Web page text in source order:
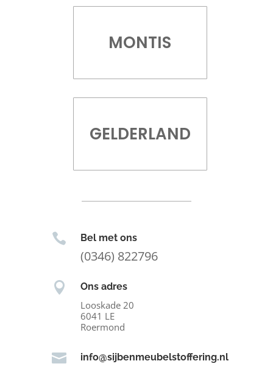
MONTIS
GELDERLAND
 Bel met ons
(0346) 822796
 Ons adres
Looskade 20
6041 LE
Roermond
 info@sijbenmeubelstoffering.nl